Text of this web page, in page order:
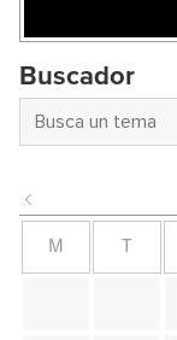
Buscador
M